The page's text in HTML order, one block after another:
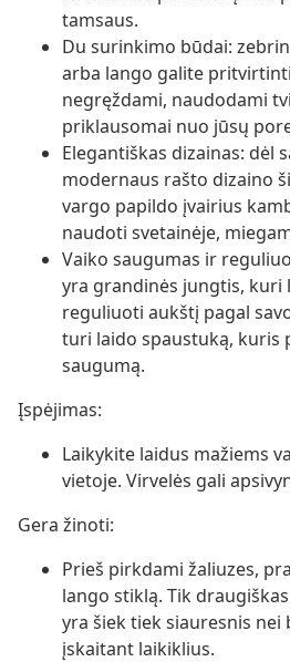
tamsaus.
Du surinkimo būdai:
arba lango galite
negręždami, naudodami
priklausomai nuo jūsų
Elegantiškas dizainas: dėl
modernaus rašto dizaino
vargo papildo įvairius
naudoti svetainėje,
Vaiko saugumas ir
yra grandinės jungtis, kuri
reguliuoti aukštį pagal
turi laido spaustuką, kuris
saugumą.
Įspėjimas:
Laikykite laidus mažiems
vietoje. Virvelės gali
Gera žinoti:
Prieš pirkdami žaliuzes,
lango stiklą. Tik
yra šiek tiek siauresnis nei
įskaitant laikiklius.